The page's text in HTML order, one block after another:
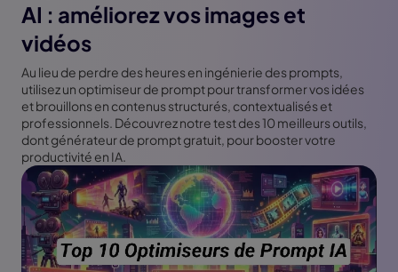
AI : améliorez vos images et
vidéos
Au lieu de perdre des heures en ingénierie des prompts,
utilisez un optimiseur de prompt pour transformer vos idées
et brouillons en contenus structurés, contextualisés et
professionnels. Découvrez notre test des 10 meilleurs outils,
dont générateur de prompt gratuit, pour booster votre
productivité en IA.